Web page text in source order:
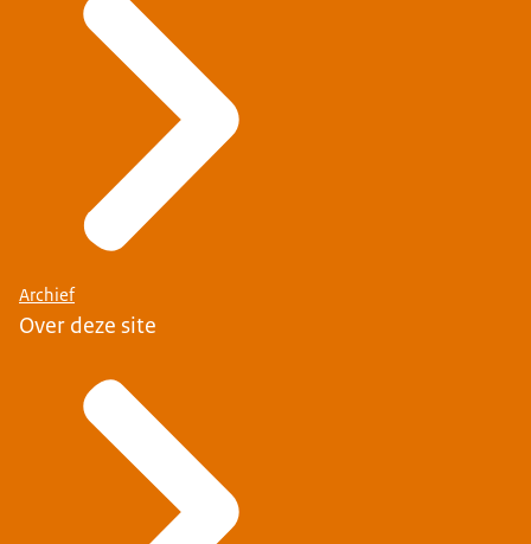
Archief
Over deze site